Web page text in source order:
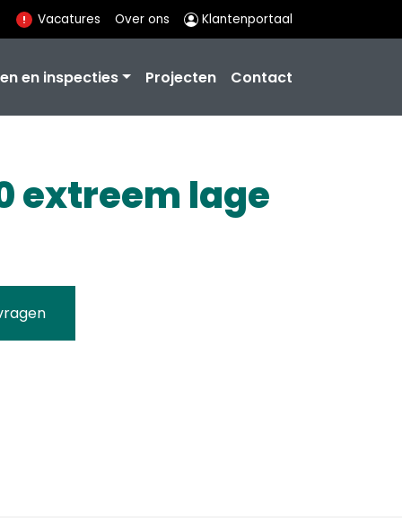
Vacatures Over ons Klantenportaal
en inspecties Projecten Contact
extreem lage